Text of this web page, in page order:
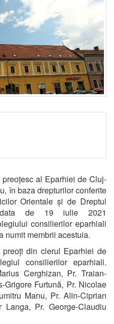
al Eparhiei de Cluj-
în baza drepturilor conferite
Orientale și de Dreptul
de 19 iulie 2021
consilierilor eparhiali
numit membrii acestuia.
din clerul Eparhiei de
consilierilor eparhiali.
Cerghizan, Pr. Traian-
Grigore Furtună, Pr. Nicolae
Manu, Pr. Alin-Ciprian
Langa, Pr. George-Claudiu